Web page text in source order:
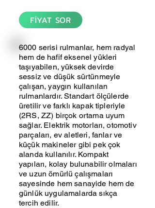
FİYAT SOR
6000 serisi rulmanlar, hem radyal
hem de hafif eksenel yükleri
taşıyabilen, yüksek devirde
sessiz ve düşük sürtünmeyle
çalışan, yaygın kullanılan
rulmanlardır. Standart ölçülerde
üretilir ve farklı kapak tipleriyle
(2RS, ZZ) birçok ortama uyum
sağlar. Elektrik motorları, otomotiv
parçaları, ev aletleri, fanlar ve
küçük makineler gibi pek çok
alanda kullanılır. Kompakt
yapıları, kolay bulunabilir olmaları
ve uzun ömürlü çalışmaları
sayesinde hem sanayide hem de
günlük uygulamalarda sıkça
tercih edilir.